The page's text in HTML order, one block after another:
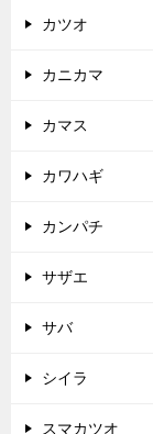
カツオ
カニカマ
カマス
カワハギ
カンパチ
サザエ
サバ
シイラ
スマカツオ